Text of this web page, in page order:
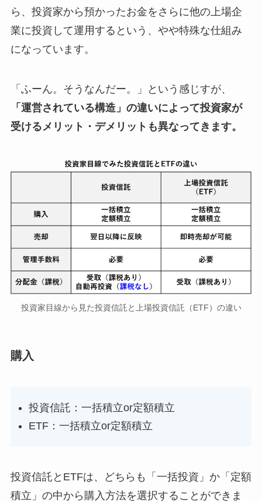
ら、投資家から預かったお金をさらに他の上場企
業に投資して運用するという、やや特殊な仕組み
になっています。
「ふーん。そうなんだー。」という感じすが、
「運営されている構造」の違いによって投資家が
受けるメリット・デメリットも異なってきます。
投資家目線から見た投資信託と上場投資信託（ETF）の違い
購入
投資信託：一括積立or定額積立
ETF：一括積立or定額積立
投資信託とETFは、どちらも「一括投資」か「定額
積立」の中から購入方法を選択することができま